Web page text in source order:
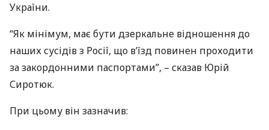
України.
“Як мінімум, має бути дзеркальне відношення до
наших сусідів з Росії, що в’їзд повинен проходити
за закордонними паспортами”, – сказав Юрій
Сиротюк.
При цьому він зазначив: